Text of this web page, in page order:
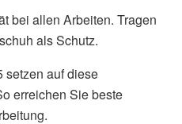
bei allen Arbeiten. Tragen
als Schutz.
setzen auf diese
erreichen Sie beste